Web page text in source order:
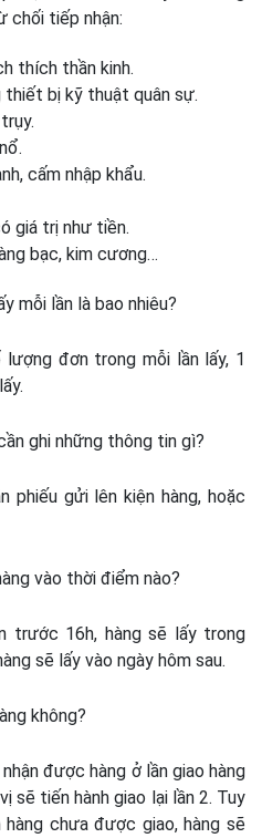
chối tiếp nhận:
thích thần kinh.
bị kỹ thuật quân sự.
cấm nhập khẩu.
giá trị như tiền.
bạc, kim cương…
mỗi lần là bao nhiêu?
đơn trong mỗi lần lấy, 1
ghi những thông tin gì?
phiếu gửi lên kiện hàng, hoặc
vào thời điểm nào?
trước 16h, hàng sẽ lấy trong
sẽ lấy vào ngày hôm sau.
không?
được hàng ở lần giao hàng
sẽ tiến hành giao lại lần 2. Tuy
chưa được giao, hàng sẽ